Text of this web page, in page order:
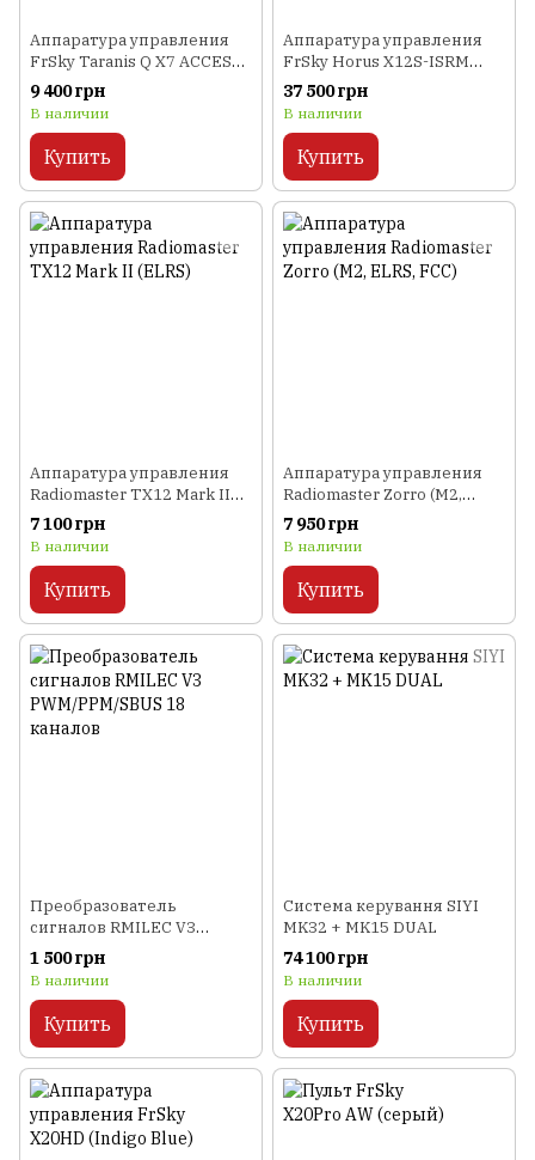
Аппаратура управления
FrSky Taranis Q X7 ACCESS
с сумкой (черный)
9 400 грн
В наличии
Купить
Аппаратура управления
FrSky Horus X12S-ISRM
(текстура)
37 500 грн
В наличии
Купить
Аппаратура управления
Radiomaster TX12 Mark II
(ELRS)
7 100 грн
В наличии
Купить
Аппаратура управления
Radiomaster Zorro (M2,
ELRS, FCC)
7 950 грн
В наличии
Купить
Преобразователь
сигналов RMILEC V3
PWM/PPM/SBUS 18
каналов
1 500 грн
В наличии
Купить
Система керування SIYI
MK32 + MK15 DUAL
74 100 грн
В наличии
Купить